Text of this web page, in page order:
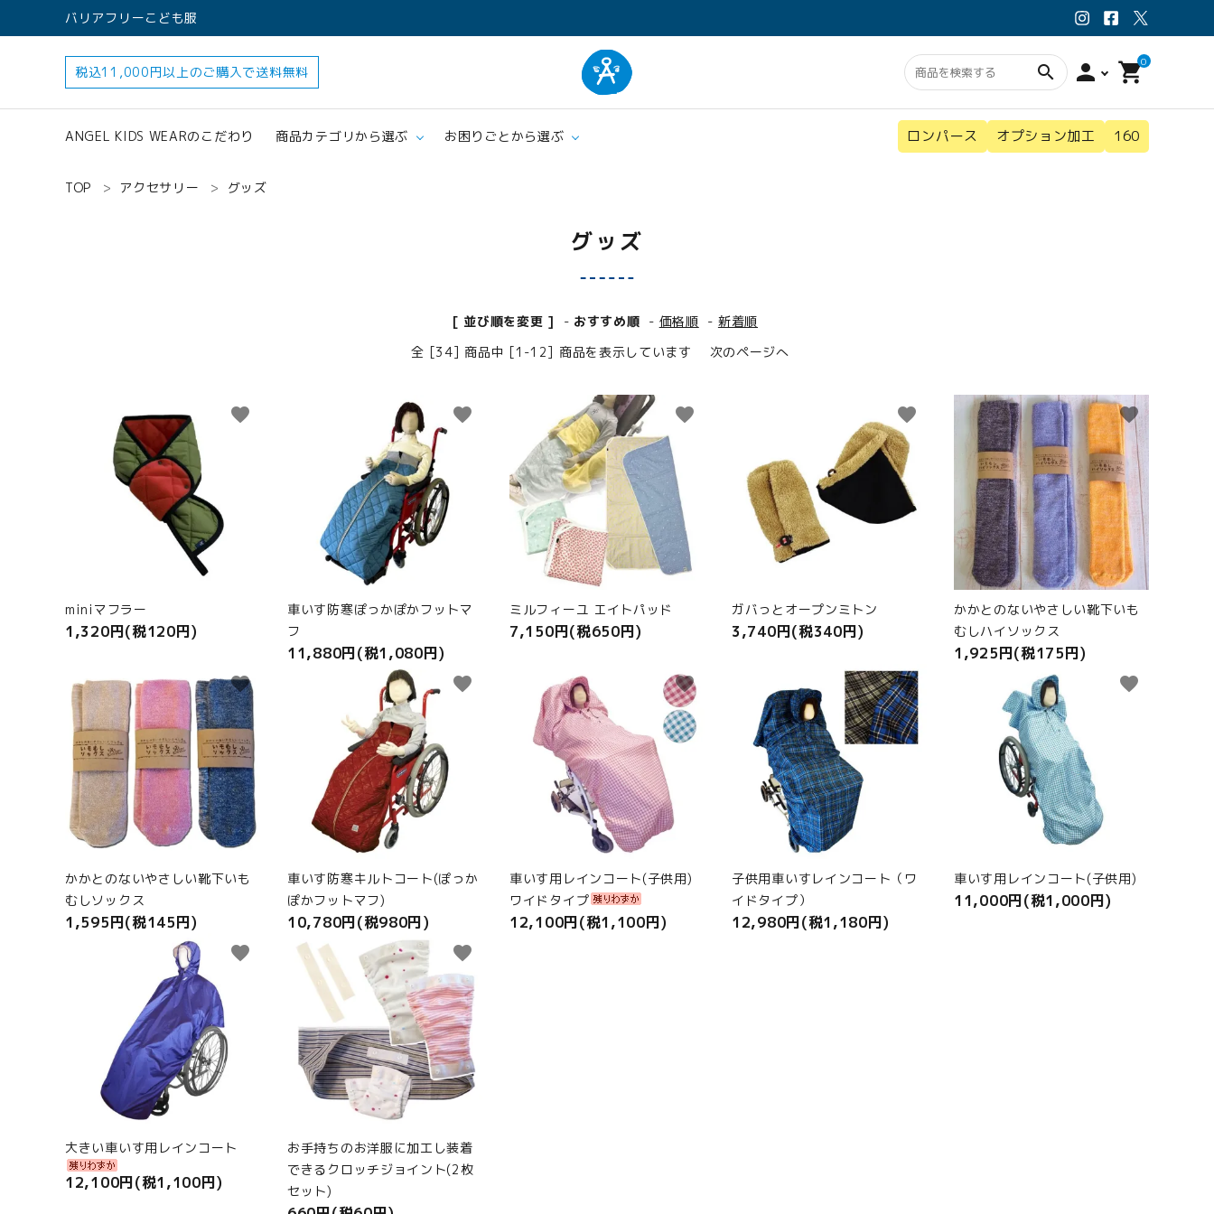
バリアフリーこども服
税込11,000円以上のご購入で送料無料 search person 0
shopping_cart
ANGEL KIDS WEARのこだわり 商品カテゴリから選ぶ
クッション・シーツ
お困りごとから選ぶ ロンパース オプション加工 160
ANGEL KIDS WEARのこだわり
商品カテゴリから選ぶ
ログイン
TOP アクセサリー グッズ
グッズ
[ 並び順を変更 ] - おすすめ順 - 価格順 - 新着順
全 [34] 商品中 [1-12] 商品を表示しています
次のページへ
miniマフラー
1,320円(税120円)
favorite
車いす防寒ぽっかぽかフットマ
フ
11,880円(税1,080円)
favorite
ミルフィーユ エイトパッド
7,150円(税650円)
favorite
ガバっとオープンミトン
3,740円(税340円)
favorite
かかとのないやさしい靴下いも
むしハイソックス
1,925円(税175円)
favorite
かかとのないやさしい靴下いも
むしソックス
1,595円(税145円)
favorite
車いす防寒キルトコート(ぽっか
ぽかフットマフ)
10,780円(税980円)
favorite
車いす用レインコート(子供用)
ワイドタイプ
12,100円(税1,100円)
favorite
子供用車いすレインコート（ワ
イドタイプ）
12,980円(税1,180円)
favorite
車いす用レインコート(子供用)
11,000円(税1,000円)
favorite
大きい車いす用レインコート
12,100円(税1,100円)
favorite
お手持ちのお洋服に加工し装着
できるクロッチジョイント(2枚
セット)
favorite